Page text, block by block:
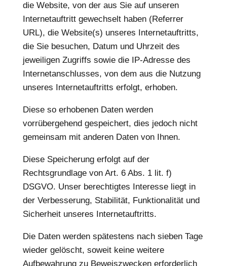
die Website, von der aus Sie auf unseren
Internetauftritt gewechselt haben (Referrer
URL), die Website(s) unseres Internetauftritts,
die Sie besuchen, Datum und Uhrzeit des
jeweiligen Zugriffs sowie die IP-Adresse des
Internetanschlusses, von dem aus die Nutzung
unseres Internetauftritts erfolgt, erhoben.
Diese so erhobenen Daten werden
vorrübergehend gespeichert, dies jedoch nicht
gemeinsam mit anderen Daten von Ihnen.
Diese Speicherung erfolgt auf der
Rechtsgrundlage von Art. 6 Abs. 1 lit. f)
DSGVO. Unser berechtigtes Interesse liegt in
der Verbesserung, Stabilität, Funktionalität und
Sicherheit unseres Internetauftritts.
Die Daten werden spätestens nach sieben Tage
wieder gelöscht, soweit keine weitere
Aufbewahrung zu Beweiszwecken erforderlich